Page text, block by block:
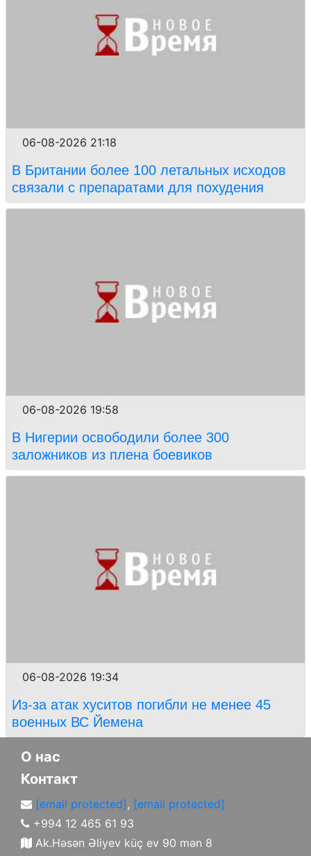
06-08-2026 21:18
В Британии более 100 летальных исходов
связали с препаратами для похудения
06-08-2026 19:58
В Нигерии освободили более 300
заложников из плена боевиков
06-08-2026 19:34
Из-за атак хуситов погибли не менее 45
военных ВС Йемена
О нас
Контакт
[email protected], [email protected]
+994 12 465 61 93
Ak.Həsən Əliyev küç ev 90 mən 8